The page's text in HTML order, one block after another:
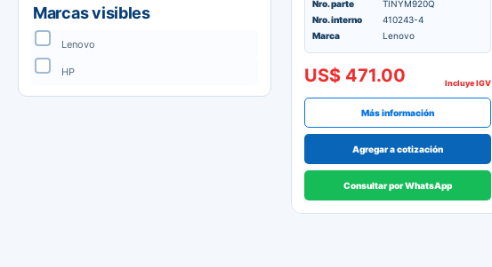
Marcas visibles
Lenovo
HP
Windows 10 Pro 64 - Producto
Usado Garantia 12 Meses
Nro. parte
TINYM920Q
Nro. interno
410243-4
Marca
Lenovo
US$ 471.00 Incluye IGV
Más información
Agregar a cotización
Consultar por WhatsApp